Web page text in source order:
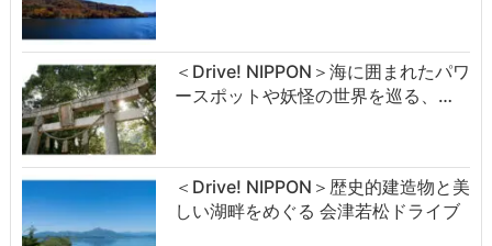
＜Drive! NIPPON＞海に囲まれたパワ
ースポットや妖怪の世界を巡る、…
＜Drive! NIPPON＞歴史的建造物と美
しい湖畔をめぐる 会津若松ドライブ